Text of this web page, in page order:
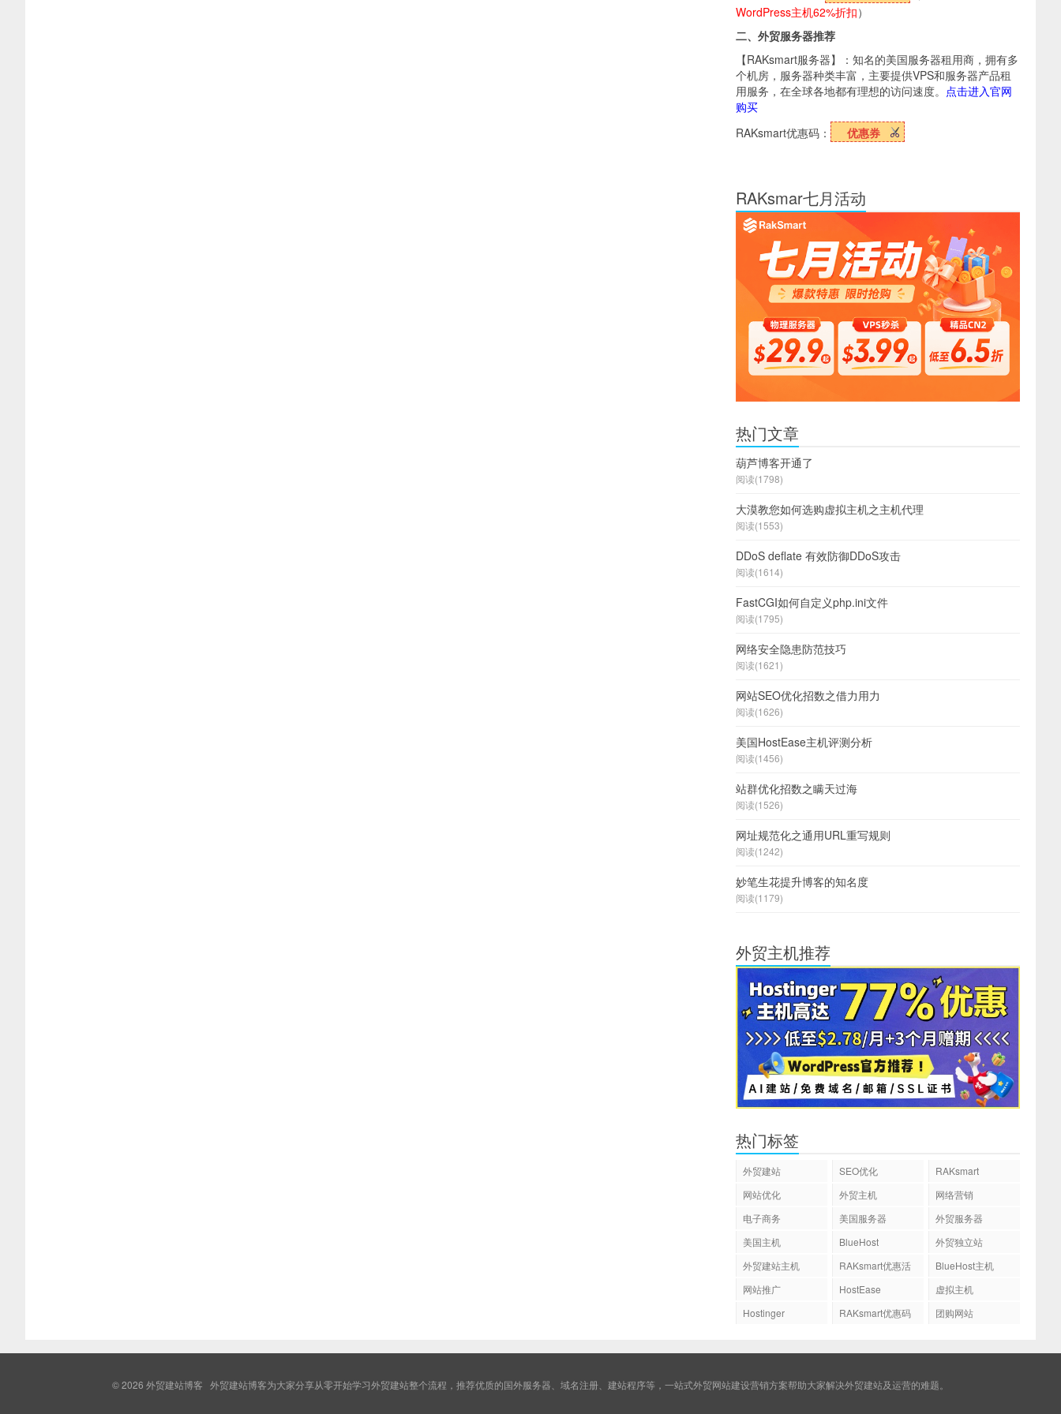
WordPress主机62%折扣）
二、外贸服务器推荐
【RAKsmart服务器】：知名的美国服务器租用商，拥有多
个机房，服务器种类丰富，主要提供VPS和服务器产品租
用服务，在全球各地都有理想的访问速度。 点击进入官网
购买
RAKsmart优惠码：
优惠券
RAKsmar七月活动
热门文章
葫芦博客开通了
阅读(1798)
大漠教您如何选购虚拟主机之主机代理
阅读(1553)
DDoS deflate 有效防御DDoS攻击
阅读(1614)
FastCGI如何自定义php.ini文件
阅读(1795)
网络安全隐患防范技巧
阅读(1621)
网站SEO优化招数之借力用力
阅读(1626)
美国HostEase主机评测分析
阅读(1456)
站群优化招数之瞒天过海
阅读(1526)
网址规范化之通用URL重写规则
阅读(1242)
妙笔生花提升博客的知名度
阅读(1179)
外贸主机推荐
热门标签
外贸建站 SEO优化
RAKsmart
网站优化
外贸主机
网络营销
电子商务
美国服务器
外贸服务器
美国主机
BlueHost
外贸独立站
外贸建站主机
RAKsmart优惠活
BlueHost主机
网站推广
HostEase
虚拟主机
Hostinger
RAKsmart优惠码 团购网站
© 2026 外贸建站博客 外贸建站博客为大家分享从零开始学习外贸建站整个流程，推荐优质的国外服务器、域名注册、建站程序等，一站式外贸网站建设营销方案帮助大家解决外贸建站及运营的难题。